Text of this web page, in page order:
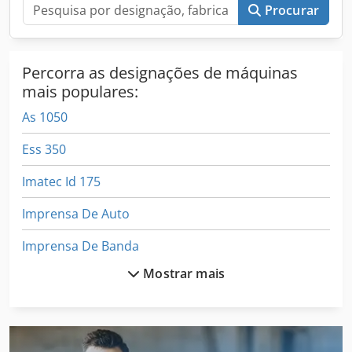
Procurar
Percorra as designações de máquinas
mais populares:
As 1050
Ess 350
Imatec Id 175
Imprensa De Auto
Imprensa De Banda
Imprensa De Feixe
Imprensa De Forjamento
Mostrar mais